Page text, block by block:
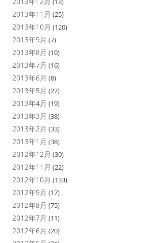
2013年11月 (25)
2013年10月 (120)
2013年9月 (7)
2013年8月 (10)
2013年7月 (16)
2013年6月 (8)
2013年5月 (27)
2013年4月 (19)
2013年3月 (38)
2013年2月 (33)
2013年1月 (38)
2012年12月 (30)
2012年11月 (22)
2012年10月 (133)
2012年9月 (17)
2012年8月 (75)
2012年7月 (11)
2012年6月 (20)